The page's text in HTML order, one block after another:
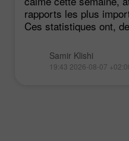
rapports les plus
Ces statistiques ont,
Samir Klishi
19:43 2026-08-07